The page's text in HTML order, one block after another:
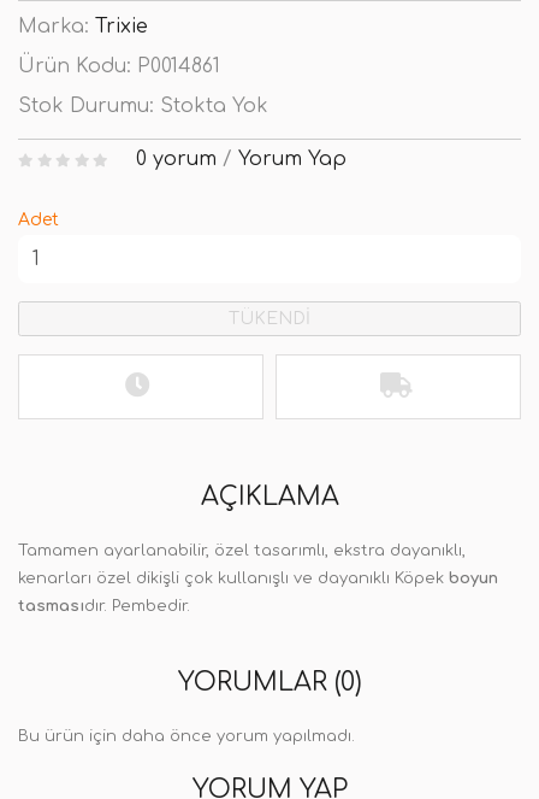
Marka: Trixie
Ürün Kodu: P0014861
Stok Durumu: Stokta Yok
0 yorum / Yorum Yap
Adet
TÜKENDİ
AÇIKLAMA
Tamamen ayarlanabilir, özel tasarımlı, ekstra dayanıklı,
kenarları özel dikişli çok kullanışlı ve dayanıklı Köpek boyun
tasmasıdır. Pembedir.
YORUMLAR (0)
Bu ürün için daha önce yorum yapılmadı.
YORUM YAP